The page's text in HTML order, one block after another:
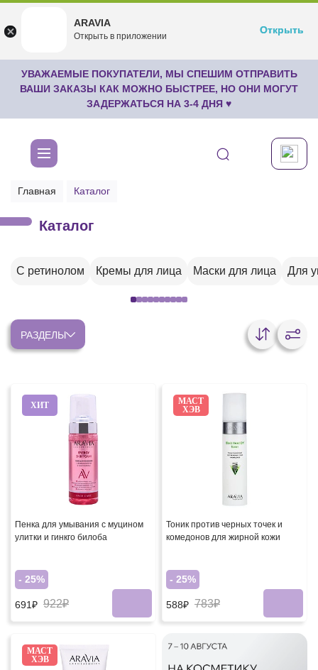
undefined
Бесплатноru.aravia.new
Открыть
УВАЖАЕМЫЕ ПОКУПАТЕЛИ, МЫ СПЕШИМ ОТПРАВИТЬ
ВАШИ ЗАКАЗЫ КАК МОЖНО БЫСТРЕЕ, НО ОНИ МОГУТ
ЗАДЕРЖАТЬСЯ НА 3-4 ДНЯ ♥
Главная Каталог
Каталог
С ретинолом Кремы для лица Маски для лица Для
РАЗДЕЛЫ
ХИТ
Пенка для умывания с муцином
улитки и гинкго билоба
- 25%
691₽ 922₽
МАСТ
ХЭВ
Тоник против черных точек и
комедонов для жирной кожи
- 25%
588₽ 783₽
МАСТ
ХЭВ
ARAVIA
Открыть в приложении
Открыть